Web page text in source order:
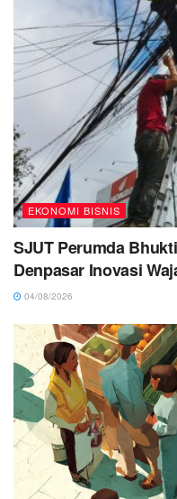
EKONOMI BISNIS
SJUT Perumda
Denpasar Inovasi
04/08/2026